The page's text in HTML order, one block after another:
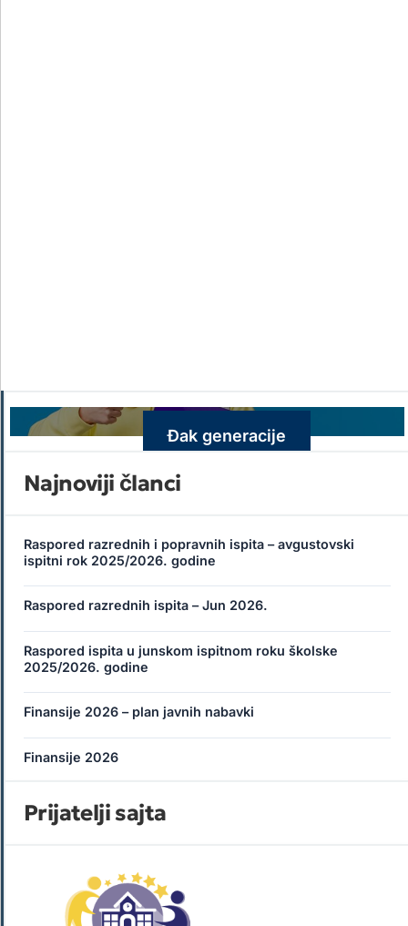
Đak generacije
Najnoviji članci
Raspored razrednih i popravnih ispita – avgustovski
ispitni rok 2025/2026. godine
Raspored razrednih ispita – Jun 2026.
Raspored ispita u junskom ispitnom roku školske
2025/2026. godine
Finansije 2026 – plan javnih nabavki
Finansije 2026
Prijatelji sajta